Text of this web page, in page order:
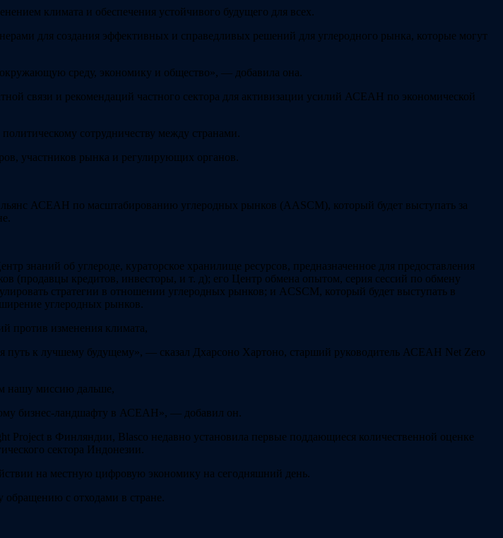
климата и обеспечения устойчивого будущего для всех.
для создания эффективных и справедливых решений для углеродного рынка, которые могут
среду, экономику и общество», — добавила она.
связи и рекомендаций частного сектора для активизации усилий АСЕАН по экономической
сотрудничеству между странами.
участников рынка и регулирующих органов.
АСЕАН по масштабированию углеродных рынков (AASCM), который будет выступать за
знаний об углероде, кураторское хранилище ресурсов, предназначенное для предоставления
(продавцы кредитов, инвесторы, и т. д); его Центр обмена опытом, серия сессий по обмену
стратегии в отношении углеродных рынков; и ACSCM, который будет выступать в
углеродных рынков.
против изменения климата,
к лучшему будущему», — сказал Дхарсоно Хартоно, старший руководитель АСЕАН Net Zero
нашу миссию дальше,
бизнес-ландшафту в АСЕАН», — добавил он.
в Финляндии, Blasco недавно установила первые поддающиеся количественной оценке
сектора Индонезии.
на местную цифровую экономику на сегодняшний день.
обращению с отходами в стране.